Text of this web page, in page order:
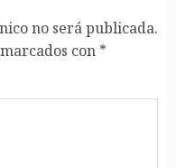
no será publicada.
con *